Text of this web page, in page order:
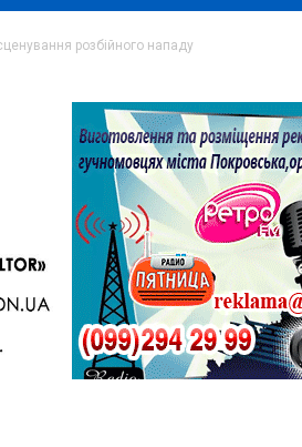
розбійного нападу
сісти в